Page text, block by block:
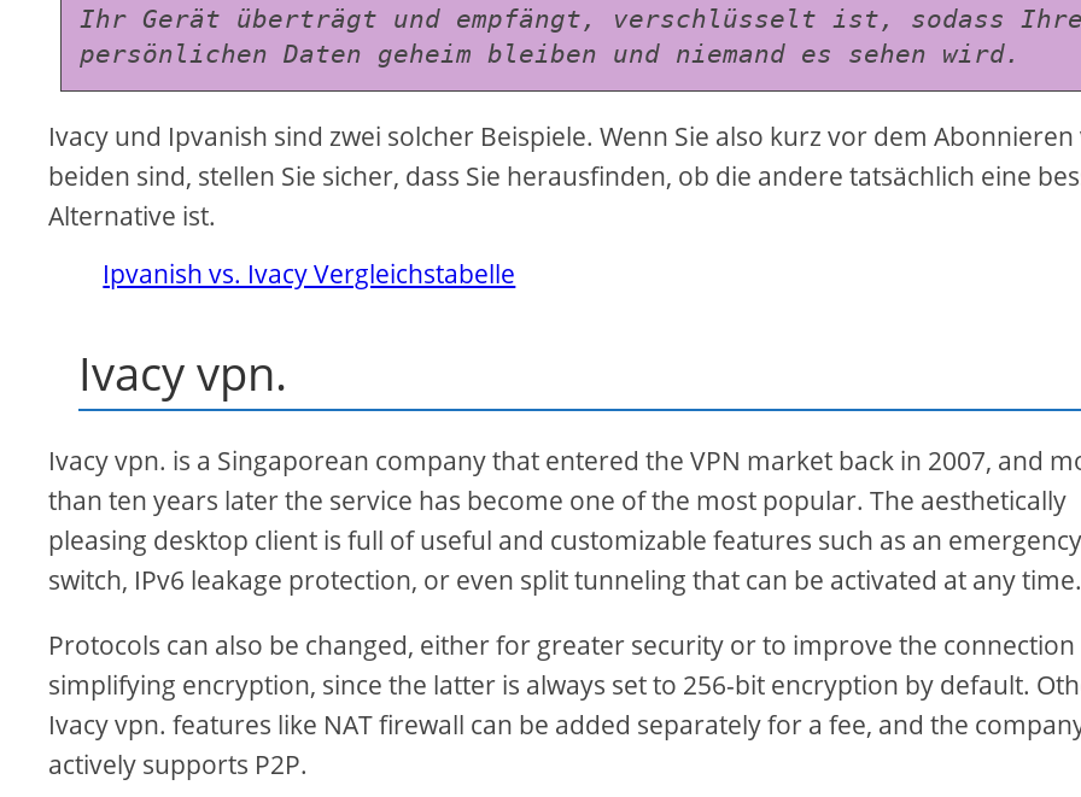
Ihr Gerät überträgt und empfängt, verschlüsselt ist, sodass Ihre
persönlichen Daten geheim bleiben und niemand es sehen wird.
Ivacy und Ipvanish sind zwei solcher Beispiele. Wenn Sie also kurz vor dem Abonnieren
beiden sind, stellen Sie sicher, dass Sie herausfinden, ob die andere tatsächlich eine
Alternative ist.
Ipvanish vs. Ivacy Vergleichstabelle
Ivacy vpn.
Ivacy vpn. is a Singaporean company that entered the VPN market back in 2007, and
than ten years later the service has become one of the most popular. The aesthetically
pleasing desktop client is full of useful and customizable features such as an emergency
switch, IPv6 leakage protection, or even split tunneling that can be activated at any time.
Protocols can also be changed, either for greater security or to improve the connection
simplifying encryption, since the latter is always set to 256-bit encryption by default.
Ivacy vpn. features like NAT firewall can be added separately for a fee, and the
actively supports P2P.